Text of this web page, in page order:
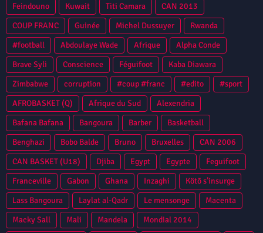
Feindouno
Kuwait Titi Camara
CAN 2013
COUP FRANC
Guinée Michel Dussuyer
Rwanda
#football
Abdoulaye Wade Afrique
Alpha Conde
Brave Syli
Conscience Féguifoot
Kaba Diawara
Zimbabwe
corruption #coup #franc #edito
#sport
AFROBASKET (Q)
Afrique du Sud
Alexendria
Bafana Bafana
Bangoura Barber
Basketball
Benghazi
Bobo Balde Bruno Bruxelles
CAN 2006
CAN BASKET (U18)
Djiba Egypt Egypte
Feguifoot
Franceville
Gabon Ghana Inzaghi
Kötõ s’insurge
Lass Bangoura
Laylat al-Qadr Le mensonge
Macenta
Macky Sall
Mali Mandela
Mondial 2014